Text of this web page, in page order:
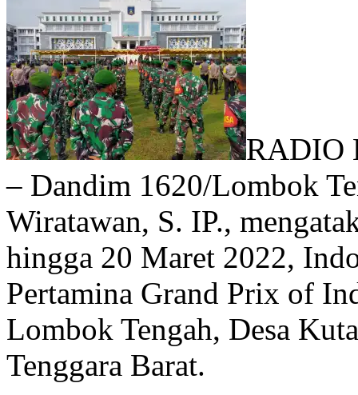
RADIO
– Dandim 1620/Lombok
Wiratawan, S. IP.,
hingga 20 Maret 2022,
Pertamina Grand Prix of
Lombok Tengah, Desa
Tenggara Barat.